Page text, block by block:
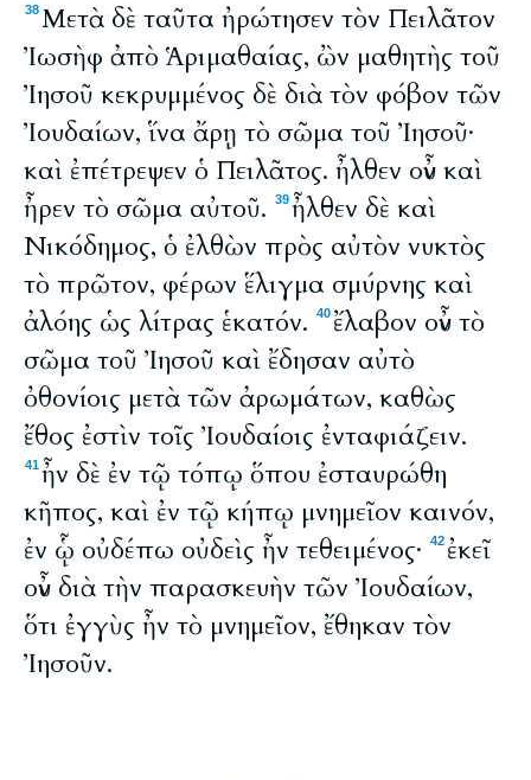
38Μετὰ δὲ ταῦτα ἠρώτησεν τὸν Πειλᾶτον
Ἰωσὴφ ἀπὸ Ἁριμαθαίας, ὢν μαθητὴς τοῦ
Ἰησοῦ κεκρυμμένος δὲ διὰ τὸν φόβον τῶν
Ἰουδαίων, ἵνα ἄρῃ τὸ σῶμα τοῦ Ἰησοῦ·
καὶ ἐπέτρεψεν ὁ Πειλᾶτος. ἦλθεν οὖν καὶ
ἦρεν τὸ σῶμα αὐτοῦ.
39ἦλθεν δὲ καὶ
Νικόδημος, ὁ ἐλθὼν πρὸς αὐτὸν νυκτὸς
τὸ πρῶτον, φέρων ἕλιγμα σμύρνης καὶ
ἀλόης ὡς λίτρας ἑκατόν.
40 ἔλαβον οὖν τὸ
σῶμα τοῦ Ἰησοῦ καὶ ἔδησαν αὐτὸ
ὀθονίοις μετὰ τῶν ἀρωμάτων, καθὼς
ἔθος ἐστὶν τοῖς Ἰουδαίοις ἐνταφιάζειν.
41ἦν δὲ ἐν τῷ τόπῳ ὅπου ἐσταυρώθη
κῆπος, καὶ ἐν τῷ κήπῳ μνημεῖον καινόν,
ἐν ᾧ οὐδέπω οὐδεὶς ἦν τεθειμένος·
42 ἐκεῖ
οὖν διὰ τὴν παρασκευὴν τῶν Ἰουδαίων,
ὅτι ἐγγὺς ἦν τὸ μνημεῖον, ἔθηκαν τὸν
Ἰησοῦν.